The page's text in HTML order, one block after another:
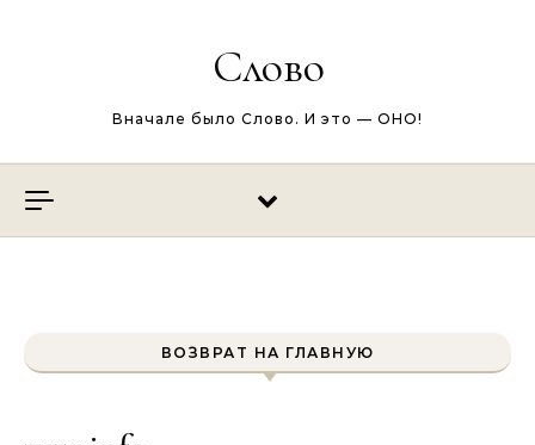
Слово
Вначале было Слово. И это — ОНО!
ВОЗВРАТ НА ГЛАВНУЮ